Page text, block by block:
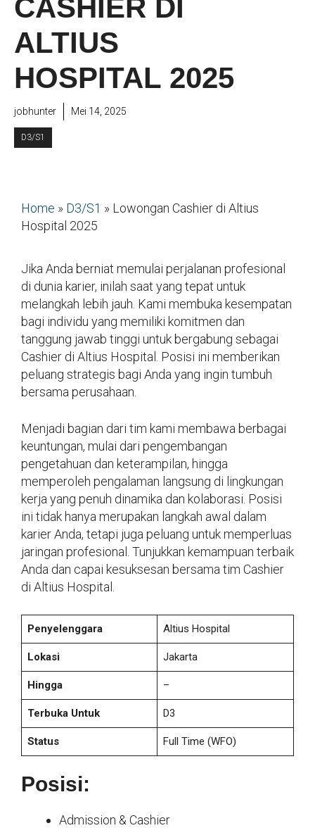
CASHIER DI
ALTIUS
HOSPITAL 2025
jobhunter Mei 14, 2025
D3/S1
Home » D3/S1 » Lowongan Cashier di Altius
Hospital 2025
Jika Anda berniat memulai perjalanan profesional
di dunia karier, inilah saat yang tepat untuk
melangkah lebih jauh. Kami membuka kesempatan
bagi individu yang memiliki komitmen dan
tanggung jawab tinggi untuk bergabung sebagai
Cashier di Altius Hospital. Posisi ini memberikan
peluang strategis bagi Anda yang ingin tumbuh
bersama perusahaan.
Menjadi bagian dari tim kami membawa berbagai
keuntungan, mulai dari pengembangan
pengetahuan dan keterampilan, hingga
memperoleh pengalaman langsung di lingkungan
kerja yang penuh dinamika dan kolaborasi. Posisi
ini tidak hanya merupakan langkah awal dalam
karier Anda, tetapi juga peluang untuk memperluas
jaringan profesional. Tunjukkan kemampuan terbaik
Anda dan capai kesuksesan bersama tim Cashier
di Altius Hospital.
Penyelenggara Altius Hospital
Lokasi Jakarta
Hingga –
Terbuka Untuk D3
Status Full Time (WFO)
Posisi:
Admission & Cashier